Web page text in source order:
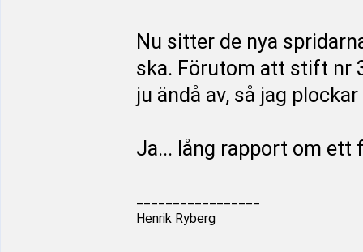
Nu sitter de nya
ska. Förutom att stift nr
ju ändå av, så jag
Ja... lång rapport om ett
Henrik Ryberg